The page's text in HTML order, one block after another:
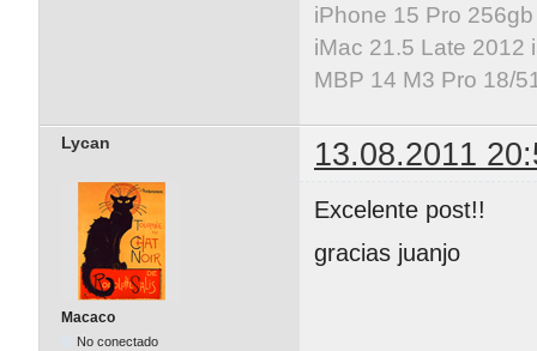
iPhone 15 Pro 256gb
iMac 21.5 Late 2012
MBP 14 M3 Pro 18/
Lycan 13.08.2011
Macaco
No conectado
Excelente post!!
gracias juanjo